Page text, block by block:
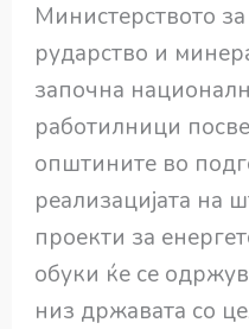
Министерството
рударство и
започна
работилници
општините во
реализацијата на
проекти за
обуки ќе се
низ државата со